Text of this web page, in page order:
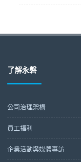
了解永磐
公司治理架構
員工福利
企業活動與媒體專訪